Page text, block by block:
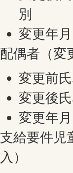
別
変更年
配偶者（変
変更前
変更後
変更年
支給要件児
入）